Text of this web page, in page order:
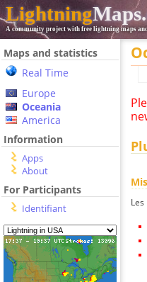
Lightning
A community project with free lightning maps
Maps and statistics
Real Time
Europe
Oceania
America
Information
Apps
About
For Participants
Identifiant